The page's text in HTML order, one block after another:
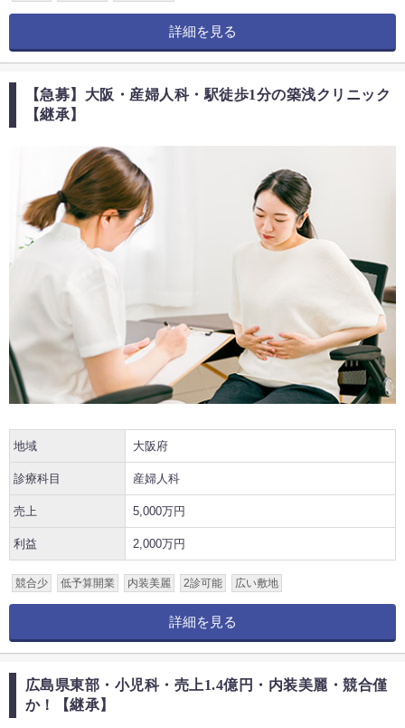
詳細を見る
【急募】大阪・産婦人科・駅徒歩1分の築浅クリニック
【継承】
地域 大阪府
診療科目 産婦人科
売上 5,000万円
利益 2,000万円
競合少 低予算開業 内装美麗 2診可能 広い敷地
詳細を見る
広島県東部・小児科・売上1.4億円・内装美麗・競合僅
か！【継承】